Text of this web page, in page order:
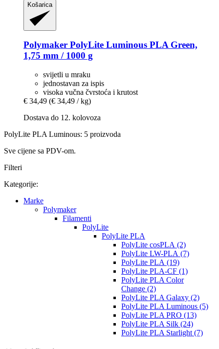
Košarica
Polymaker PolyLite Luminous PLA Green,
1,75 mm / 1000 g
svijetli u mraku
jednostavan za ispis
visoka vučna čvrstoća i krutost
€ 34,49 (€ 34,49 / kg)
Dostava do 12. kolovoza
PolyLite PLA Luminous: 5 proizvoda
Sve cijene sa PDV-om.
Filteri
Kategorije:
Marke
Polymaker
Filamenti
PolyLite
PolyLite PLA
PolyLite cosPLA (2)
PolyLite LW-PLA (7)
PolyLite PLA (19)
PolyLite PLA-CF (1)
PolyLite PLA Color
Change (2)
PolyLite PLA Galaxy (2)
PolyLite PLA Luminous (5)
PolyLite PLA PRO (13)
PolyLite PLA Silk (24)
PolyLite PLA Starlight (7)